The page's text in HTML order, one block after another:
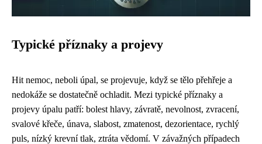
Typické příznaky a projevy
Hit nemoc, neboli úpal, se projevuje, když se tělo přehřeje a
nedokáže se dostatečně ochladit. Mezi typické příznaky a
projevy úpalu patří: bolest hlavy, závratě, nevolnost, zvracení,
svalové křeče, únava, slabost, zmatenost, dezorientace, rychlý
puls, nízký krevní tlak, ztráta vědomí. V závažných případech